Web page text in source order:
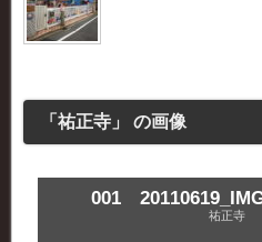
「祐正寺」 の画像
001
祐正寺